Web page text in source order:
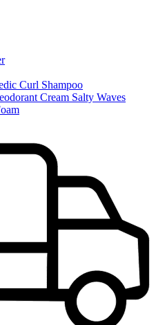
Curl Shampoo
Cream Salty Waves